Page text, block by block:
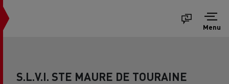
Menu
S.L.V.I. STE MAURE DE TOURAINE